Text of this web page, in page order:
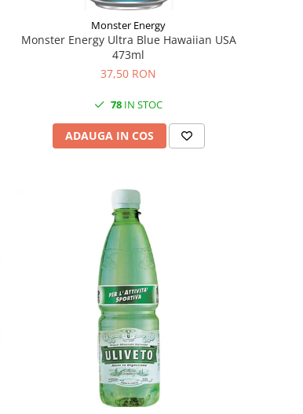
Monster Energy
Monster Energy Ultra Blue Hawaiian USA
473ml
37,50 RON
78 IN STOC
ADAUGA IN COS